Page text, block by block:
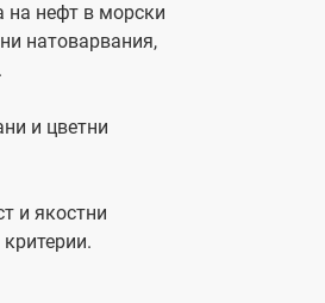
на нефт в морски
натоварвания,
и цветни
и якостни